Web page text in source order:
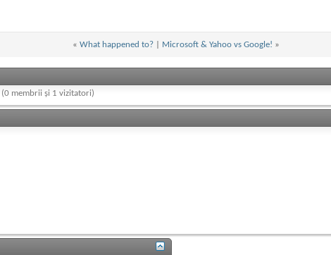
« What happened to? Microsoft & Yahoo vs Google! »
(0 membrii și 1 vizitatori)